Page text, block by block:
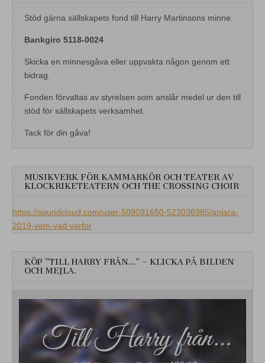
Stöd gärna sällskapets fond till Harry Martinsons minne.
Bankgiro 5118-0024
Skicka en minnesgåva eller uppvakta någon genom ett
bidrag.
Fonden förvaltas av styrelsen som anslår medel ur den till
stöd för sällskapets verksamhet.
Tack för din gåva!
MUSIKVERK FÖR KAMMARKÖR OCH TEATER AV
KLOCKRIKETEATERN OCH THE CROSSING CHOIR
https://soundcloud.com/user-509091650-523036985/aniara-
2019-vem-vad-varfor
KÖP ”TILL HARRY FRÅN…” – KLICKA PÅ BILDEN
OCH MEJLA.